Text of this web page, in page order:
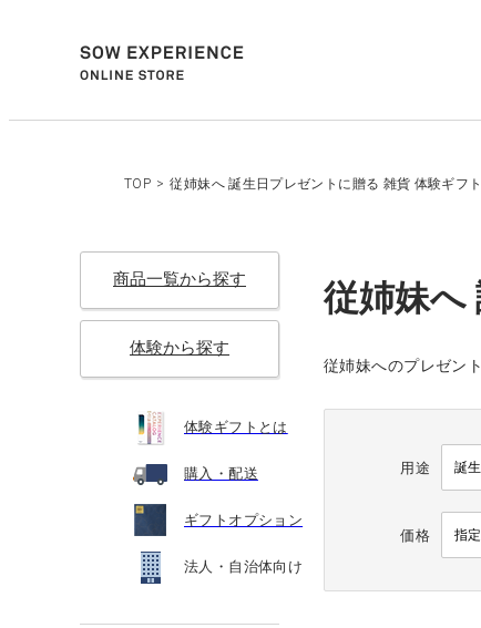
TOP > 従姉妹へ 誕生日プレゼントに贈る 雑貨 体験ギフ
商品一覧から探す
体験から探す
体験ギフトとは
購入・配送
ギフトオプション
法人・自治体向け
従姉妹へ
従姉妹へのプレゼン
用途
価格